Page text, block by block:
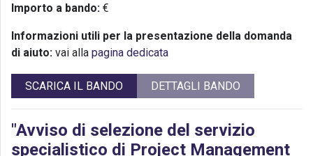
Importo a bando: €
Informazioni utili per la presentazione della domanda
di aiuto: vai alla pagina dedicata
SCARICA IL BANDO DETTAGLI BANDO
"Avviso di selezione del servizio
specialistico di Project Management